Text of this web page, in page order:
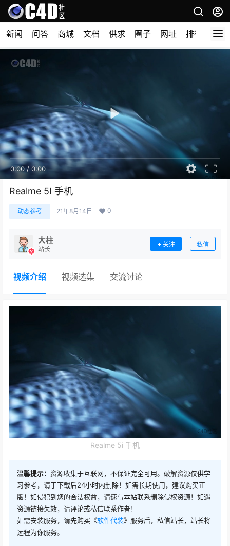
新闻 问答 商城 文档 供求 圈子 网址 排行榜
0:00/ 0:00
Realme 5I 手机
动态参考 21年8月14日 0
大柱
站长
关注 私信
视频介绍 视频选集 交流讨论
Realme 5i 手机
温馨提示： 资源收集于互联网，不保证完全可用。破解资源仅供学
习参考，请于下载后24小时内删除！如需长期使用，建议购买正
版！如侵犯到您的合法权益，请速与本站联系删除侵权资源！如遇
资源链接失效，请评论或私信联系作者！
如需安装服务，请先购买《软件代装》服务后，私信站长，站长将
远程为你服务。